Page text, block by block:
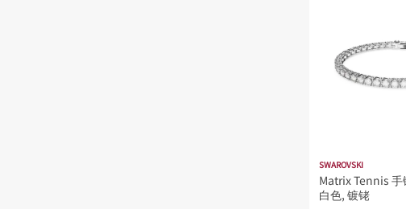
SWAROVSKI
Matrix Tennis 手
白色, 镀铑